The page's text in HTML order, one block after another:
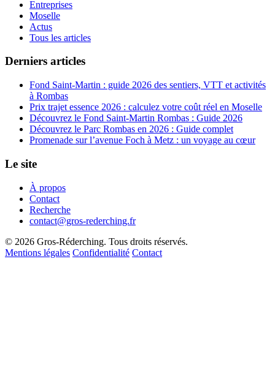
Entreprises
Moselle
Actus
Tous les articles
Derniers articles
Fond Saint-Martin : guide 2026 des sentiers, VTT et activités
à Rombas
Prix trajet essence 2026 : calculez votre coût réel en Moselle
Découvrez le Fond Saint-Martin Rombas : Guide 2026
Découvrez le Parc Rombas en 2026 : Guide complet
Promenade sur l’avenue Foch à Metz : un voyage au cœur
Le site
À propos
Contact
Recherche
contact@gros-rederching.fr
© 2026 Gros-Réderching. Tous droits réservés.
Mentions légales Confidentialité Contact